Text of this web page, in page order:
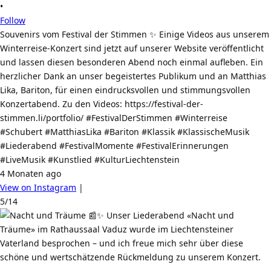
•
Follow
Souvenirs vom Festival der Stimmen ✨ Einige Videos aus unserem
Winterreise-Konzert sind jetzt auf unserer Website veröffentlicht
und lassen diesen besonderen Abend noch einmal aufleben. Ein
herzlicher Dank an unser begeistertes Publikum und an Matthias
Lika, Bariton, für einen eindrucksvollen und stimmungsvollen
Konzertabend. Zu den Videos: https://festival-der-
stimmen.li/portfolio/ #FestivalDerStimmen #Winterreise
#Schubert #MatthiasLika #Bariton #Klassik #KlassischeMusik
#Liederabend #FestivalMomente #FestivalErinnerungen
#LiveMusik #Kunstlied #KulturLiechtenstein
4 Monaten ago
View on Instagram |
5/14